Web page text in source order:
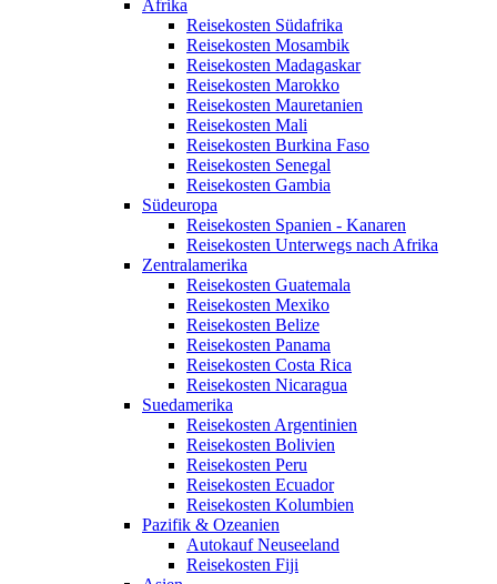
Afrika
Reisekosten Südafrika
Reisekosten Mosambik
Reisekosten Madagaskar
Reisekosten Marokko
Reisekosten Mauretanien
Reisekosten Mali
Reisekosten Burkina Faso
Reisekosten Senegal
Reisekosten Gambia
Südeuropa
Reisekosten Spanien - Kanaren
Reisekosten Unterwegs nach Afrika
Zentralamerika
Reisekosten Guatemala
Reisekosten Mexiko
Reisekosten Belize
Reisekosten Panama
Reisekosten Costa Rica
Reisekosten Nicaragua
Suedamerika
Reisekosten Argentinien
Reisekosten Bolivien
Reisekosten Peru
Reisekosten Ecuador
Reisekosten Kolumbien
Pazifik & Ozeanien
Autokauf Neuseeland
Reisekosten Fiji